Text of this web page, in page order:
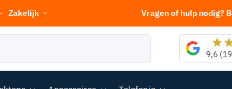
Zakelijk Vragen of hulp nodig?
9,6